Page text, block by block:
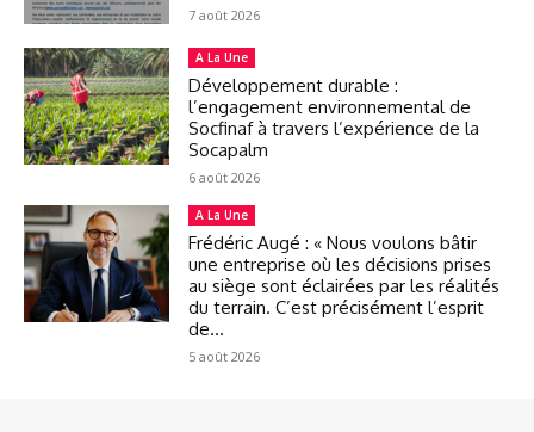
7 août 2026
A La Une
Développement durable :
l’engagement environnemental de
Socfinaf à travers l’expérience de la
Socapalm
6 août 2026
A La Une
Frédéric Augé : « Nous voulons bâtir
une entreprise où les décisions prises
au siège sont éclairées par les réalités
du terrain. C’est précisément l’esprit
de...
5 août 2026